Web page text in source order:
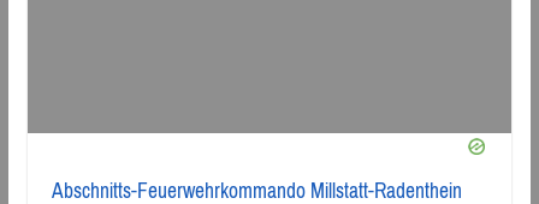
Abschnitts-Feuerwehrkommando Millstatt-Radenthein